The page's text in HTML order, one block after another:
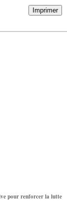
Imprimer
pour renforcer la lutte